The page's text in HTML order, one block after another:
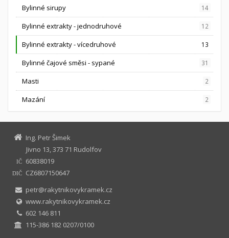
Bylinné sirupy 14
Bylinné extrakty - jednodruhové 12
Bylinné extrakty - vícedruhové 13
Bylinné čajové směsi - sypané 31
Masti 2
Mazání 2
Ing. Petr Šimek
Jivno 13, 373 71 Rudolfov
IČ 60838019
DIČ
CZ6807150647
petr@rakytnikovykramek.cz
www.rakytnikovykramek.cz
602 146 811
115-386 182 0207/0100